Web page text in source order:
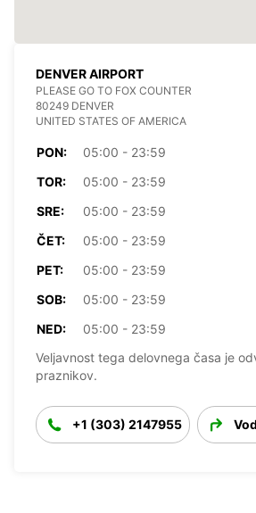
DENVER AIRPORT
PLEASE GO TO FOX COUNTER
80249 DENVER
UNITED STATES OF AMERICA
PON:
05:00 - 23:59
TOR:
05:00 - 23:59
SRE:
05:00 - 23:59
ČET:
05:00 - 23:59
PET:
05:00 - 23:59
SOB:
05:00 - 23:59
NED:
05:00 - 23:59
Veljavnost tega delovnega časa je
praznikov.
+1 (303) 2147955